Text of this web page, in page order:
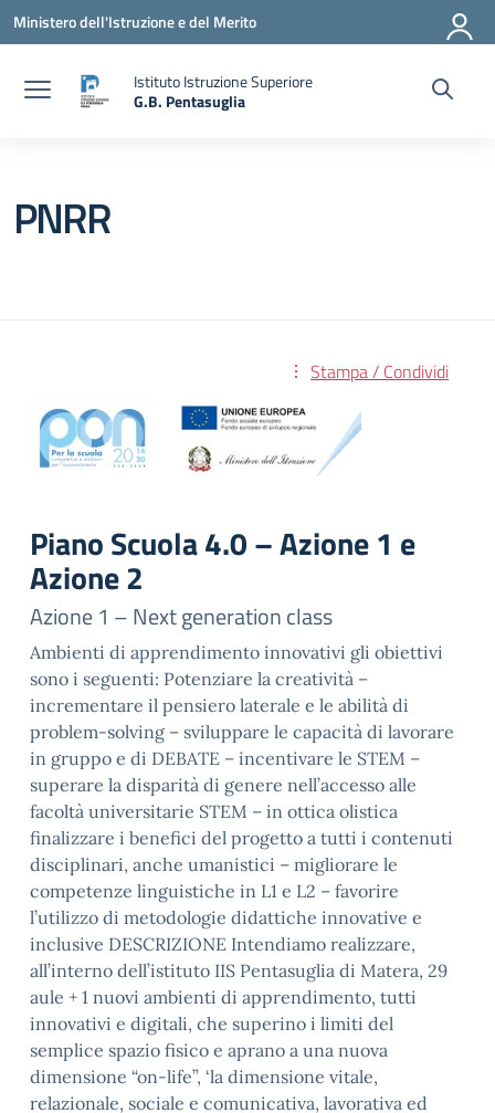
Vai ai contenuti
Vai al menu di navigazione
Vai al footer
Ministero dell'Istruzione e del Merito
Istituto Istruzione Superiore
G.B. Pentasuglia
— Visita la pagina iniziale della scuola
PNRR
Stampa / Condividi
Piano Scuola 4.0 – Azione 1 e
Azione 2
Azione 1 – Next generation class
Ambienti di apprendimento innovativi gli obiettivi
sono i seguenti: Potenziare la creatività –
incrementare il pensiero laterale e le abilità di
problem-solving – sviluppare le capacità di lavorare
in gruppo e di DEBATE – incentivare le STEM –
superare la disparità di genere nell’accesso alle
facoltà universitarie STEM – in ottica olistica
finalizzare i benefici del progetto a tutti i contenuti
disciplinari, anche umanistici – migliorare le
competenze linguistiche in L1 e L2 – favorire
l’utilizzo di metodologie didattiche innovative e
inclusive DESCRIZIONE Intendiamo realizzare,
all’interno dell’istituto IIS Pentasuglia di Matera, 29
aule + 1 nuovi ambienti di apprendimento, tutti
innovativi e digitali, che superino i limiti del
semplice spazio fisico e aprano a una nuova
dimensione “on-life”, ‘la dimensione vitale,
relazionale, sociale e comunicativa, lavorativa ed